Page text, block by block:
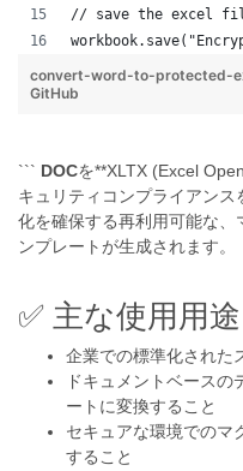
// save the excel
convert-word-to-protected-
GitHub
``` DOCを**XLTX (Excel
キュリティコンプライアン
化を確保する再利用可能な
ンプレートが生成されます。
✅ 主な使用用途
企業での標準化された
ドキュメントベース
ートに変換すること
セキュアな環境でのマ
すること